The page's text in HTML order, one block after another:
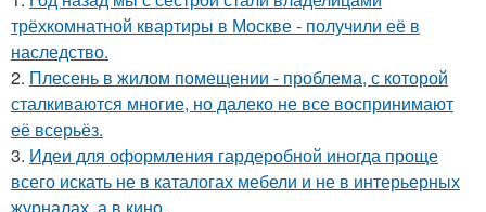
трёхкомнатной квартиры в Москве - получили её в
наследство.
2. Плесень в жилом помещении - проблема, с которой
сталкиваются многие, но далеко не все воспринимают
её всерьёз.
3. Идеи для оформления гардеробной иногда проще
всего искать не в каталогах мебели и не в интерьерных